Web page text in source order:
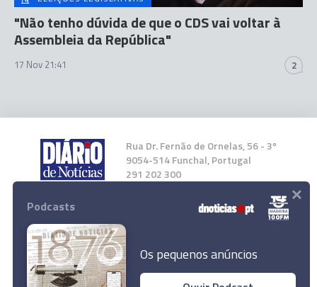
"Não tenho dúvida de que o CDS vai voltar à
Assembleia da República"
17 Nov 21:41 2
Rua Dr. Fernão de Ornelas, 56 - 3º
9054-514 Funchal, Portugal
291 202 300
Instale a nossa App
Podcasts
Os pequenos anúncios
×